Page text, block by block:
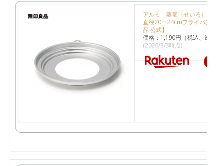
アルミ 蒸篭（せいろ）
直径20ー24cmフライパン
品 公式】
価格：1,190円（税込、送料
(2026/3/3時点)